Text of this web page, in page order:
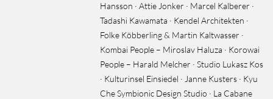
Hansson · Attie Jonker · Marcel Kalberer ·
Tadashi Kawamata · Kendel Architekten ·
Folke Köbberling & Martin Kaltwasser ·
Kombai People – Miroslav Haluza · Korowai
People – Harald Melcher · Studio Lukasz Kos
· Kulturinsel Einsiedel · Janne Kusters · Kyu
Che Symbionic Design Studio · La Cabane